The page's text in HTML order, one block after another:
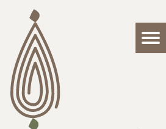
حساب کاربری من
تغییر گذر واژه